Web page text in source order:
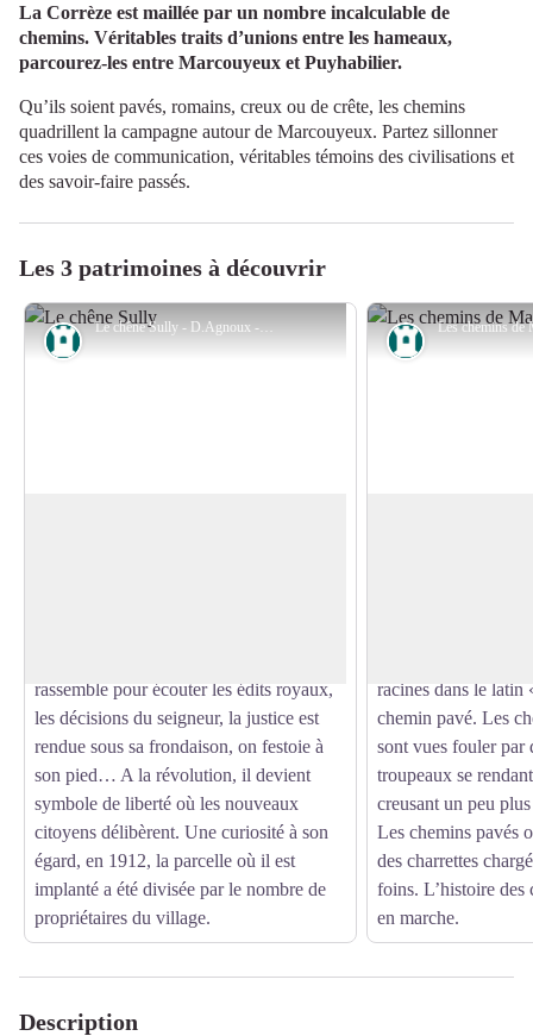
La Corrèze est maillée par un nombre incalculable de
chemins. Véritables traits d’unions entre les hameaux,
parcourez-les entre Marcouyeux et Puyhabilier.
Qu’ils soient pavés, romains, creux ou de crête, les chemins
quadrillent la campagne autour de Marcouyeux. Partez sillonner
ces voies de communication, véritables témoins des civilisations et
des savoir-faire passés.
Les 3 patrimoines à découvrir
Le chêne Sully - D.Agnoux - CC VEM
Patrimoine
rassemble pour écouter les édits royaux,
les décisions du seigneur, la justice est
rendue sous sa frondaison, on festoie à
son pied… A la révolution, il devient
symbole de liberté où les nouveaux
citoyens délibèrent. Une curiosité à son
égard, en 1912, la parcelle où il est
implanté a été divisée par le nombre de
propriétaires du village.
Patrimoine
racines dans le latin
chemin pavé. Les
sont vues fouler par
troupeaux se
creusant un peu
Les chemins pavés
des charrettes
foins. L’histoire des
en marche.
Description